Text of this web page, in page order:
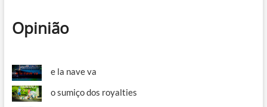
Opinião
e la nave va
o sumiço dos royalties